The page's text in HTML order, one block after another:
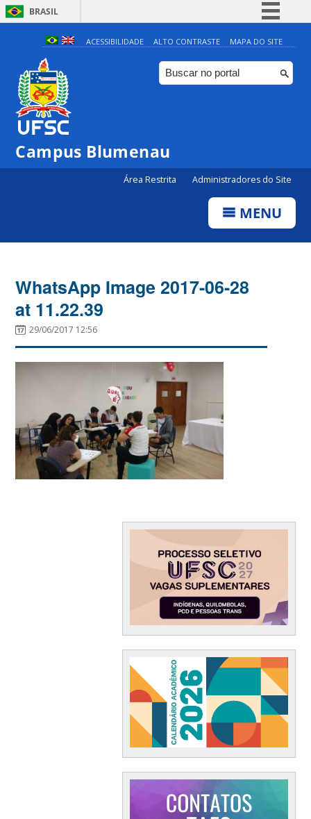
BRASIL
Simplifique!
Comunica BR
Participe
ACESSIBILIDADE ALTO CONTRASTE MAPA DO SITE
Campus Blumenau
Área Restrita Administradores do Site
MENU
WhatsApp Image 2017-06-28
at 11.22.39
29/06/2017 12:56